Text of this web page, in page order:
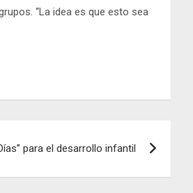
“La idea es que esto sea
para el desarrollo infantil